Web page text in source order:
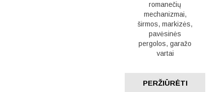
romanečių
mechanizmai,
širmos, markizės,
pavėsinės
pergolos, garažo
vartai
PERŽIŪRĖTI